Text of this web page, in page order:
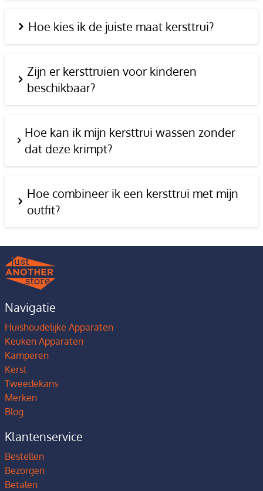
Hoe kies ik de juiste maat kersttrui?
Zijn er kersttruien voor kinderen
beschikbaar?
Hoe kan ik mijn kersttrui wassen zonder
dat deze krimpt?
Hoe combineer ik een kersttrui met mijn
outfit?
Navigatie
Huishoudelijke Apparaten
Keuken Apparaten
Kamperen
Kerst
Tweedekans
Merken
Blog
Klantenservice
Bestellen
Bezorgen
Betalen